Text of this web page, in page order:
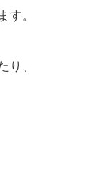
す。
り、